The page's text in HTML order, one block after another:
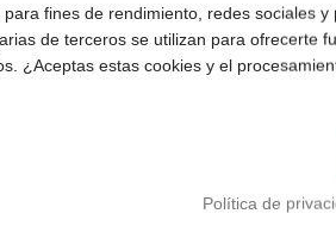
para mostrarte los precios e
correctos para tu región.
fines de rendimiento, redes sociales y
de terceros se utilizan para ofrecerte
¿Aceptas estas cookies y el
Política de